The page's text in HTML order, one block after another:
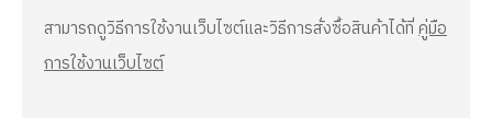
สามารถดูวิธีการใช้งานเว็บไซต์และวิธีการสั่งซื้อสินค้าได้ที่ คู่มือ
การใช้งานเว็บไซต์